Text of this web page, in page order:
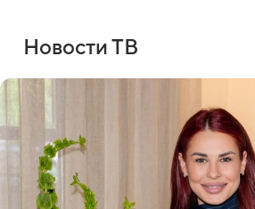
Новости ТВ